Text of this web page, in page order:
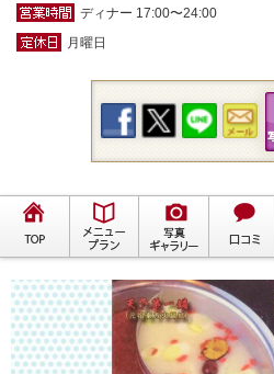
ディナー 17:00〜24:00
月曜日